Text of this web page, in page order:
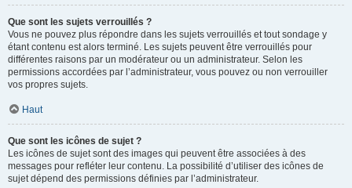
Que sont les sujets verrouillés ?
Vous ne pouvez plus répondre dans les sujets verrouillés et tout sondage y
étant contenu est alors terminé. Les sujets peuvent être verrouillés pour
différentes raisons par un modérateur ou un administrateur. Selon les
permissions accordées par l’administrateur, vous pouvez ou non verrouiller
vos propres sujets.
Haut
Que sont les icônes de sujet ?
Les icônes de sujet sont des images qui peuvent être associées à des
messages pour refléter leur contenu. La possibilité d’utiliser des icônes de
sujet dépend des permissions définies par l’administrateur.